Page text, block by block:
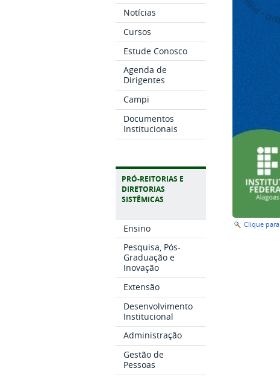
Notícias
Cursos
Estude Conosco
Agenda de
Dirigentes
Campi
Documentos
Institucionais
PRÓ-REITORIAS E
DIRETORIAS
SISTÊMICAS
Ensino
Pesquisa, Pós-
Graduação e
Inovação
Extensão
Desenvolvimento
Institucional
Administração
Gestão de
Pessoas
Clique